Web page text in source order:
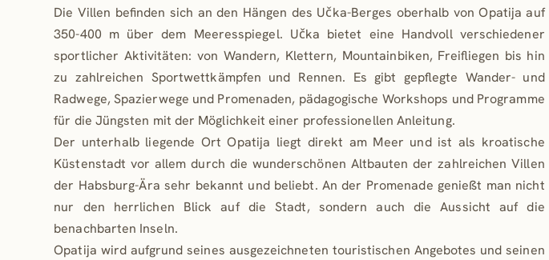
Balkon und ein eigenes Badezimmer inklusive einer
Badewanne. Das andere Schlafzimmer mit viel Tageslicht
ist mit einem komfortablen Bad en suite ausgestattet.
Alle Räume sind hell und freundlich ausgestattet und
wirken modern, großzügig und einladend. Der
Wohlfühlfaktor wurde bei der Einrichtung sehr
großgeschrieben, genauso wie die Funktionalität und
Hochwertigkeit.
Im Garten gibt es zusätzlich noch einen Spielplatz für die
jüngeren Gäste und genug Möglichkeit für Sitzplätze im
Schatten.
Die Villen befinden sich an den Hängen des Učka-Berges oberhalb von Opatija auf
350-400 m über dem Meeresspiegel. Učka bietet eine Handvoll verschiedener
sportlicher Aktivitäten: von Wandern, Klettern, Mountainbiken, Freifliegen bis hin
zu zahlreichen Sportwettkämpfen und Rennen. Es gibt gepflegte Wander- und
Radwege, Spazierwege und Promenaden, pädagogische Workshops und Programme
für die Jüngsten mit der Möglichkeit einer professionellen Anleitung.
Der unterhalb liegende Ort Opatija liegt direkt am Meer und ist als kroatische
Küstenstadt vor allem durch die wunderschönen Altbauten der zahlreichen Villen
der Habsburg-Ära sehr bekannt und beliebt. An der Promenade genießt man nicht
nur den herrlichen Blick auf die Stadt, sondern auch die Aussicht auf die
benachbarten Inseln.
Opatija wird aufgrund seines ausgezeichneten touristischen Angebotes und seinen